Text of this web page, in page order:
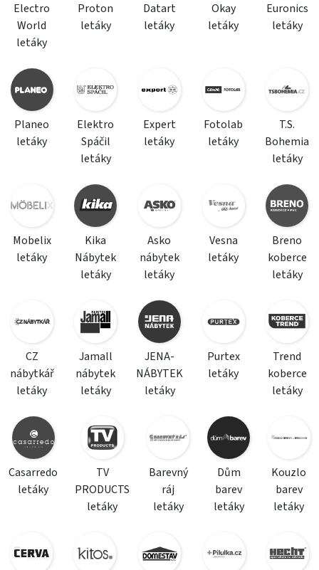
Electro
World
letáky
Proton
letáky
Datart
letáky
Okay
letáky
Euronics
letáky
Planeo
letáky
Elektro
Spáčil
letáky
Expert
letáky
Fotolab
letáky
T.S.
Bohemia
letáky
Mobelix
letáky
Kika
Nábytek
letáky
Asko
nábytek
letáky
Vesna
letáky
Breno
koberce
letáky
CZ
nábytkář
letáky
Jamall
nábytek
letáky
JENA-
NÁBYTEK
letáky
Purtex
letáky
Trend
koberce
letáky
Casarredo
letáky
TV
PRODUCTS
letáky
Barevný
ráj
letáky
Dům
barev
letáky
Kouzlo
barev
letáky